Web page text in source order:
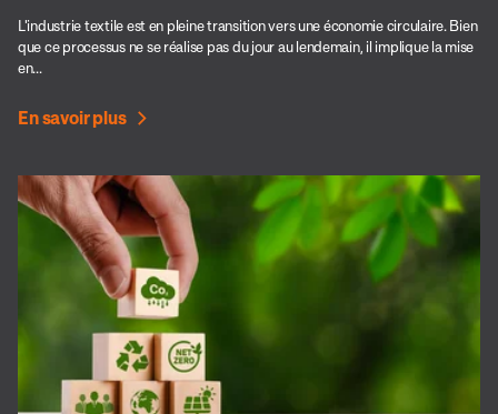
L'industrie textile est en pleine transition vers une économie circulaire. Bien
que ce processus ne se réalise pas du jour au lendemain, il implique la mise
en...
En savoir plus